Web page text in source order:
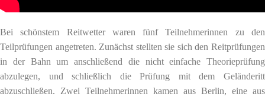
Bei schönstem Reitwetter waren fünf Teilnehmerinnen zu den
Teilprüfungen angetreten. Zunächst stellten sie sich den Reitprüfungen
in der Bahn um anschließend die nicht einfache Theorieprüfung
abzulegen, und schließlich die Prüfung mit dem Geländeritt
abzuschließen. Zwei Teilnehmerinnen kamen aus Berlin, eine aus